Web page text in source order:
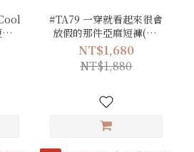
#TA79 一穿就看起來很會
放假的那件亞麻短褲(白/
米/黑)
NT$1,680
NT$1,880